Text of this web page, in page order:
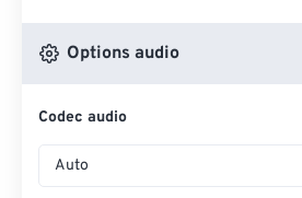
Options audio
Codec audio
Auto